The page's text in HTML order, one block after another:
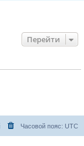
Перейти
Часовой пояс: UTC